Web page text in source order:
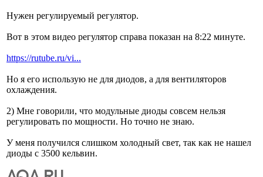
Нужен регулируемый регулятор.
Вот в этом видео регулятор справа показан на 8:22 минуте.
https://rutube.ru/vi...
Но я его использую не для диодов, а для вентиляторов
охлаждения.
2) Мне говорили, что модульные диоды совсем нельзя
регулировать по мощности. Но точно не знаю.
У меня получился слишком холодный свет, так как не нашел
диоды с 3500 кельвин.